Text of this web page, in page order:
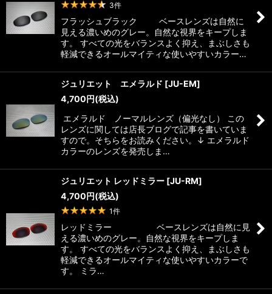
3件
フラッシュブラック ベースレンズは自然に
見える濃いめのグレー。自然な視界をキープしま
す。 すべての光をバランスよく抑え、まぶしさも
軽減できるオールマイティな使いやすいカラー…
ジュリエット エメラルド [JU-EM]
4,700円(税込)
エメラルド ノーマルレンズ（偏光なし） この
レンズに関しては店長ブログで記事を書いていま
すので。そちらをお読みください。↓ エメラルド
カラーのレンズを発売しま…
ジュリエット レッドミラー [JU-RM]
4,700円(税込)
1件
レッドミラー ベースレンズは自然に見
える濃いめのグレー。自然な視界をキープしま
す。 すべての光をバランスよく抑え、まぶしさも
軽減できるオールマイティな使いやすいカラーで
す。 ミラ…